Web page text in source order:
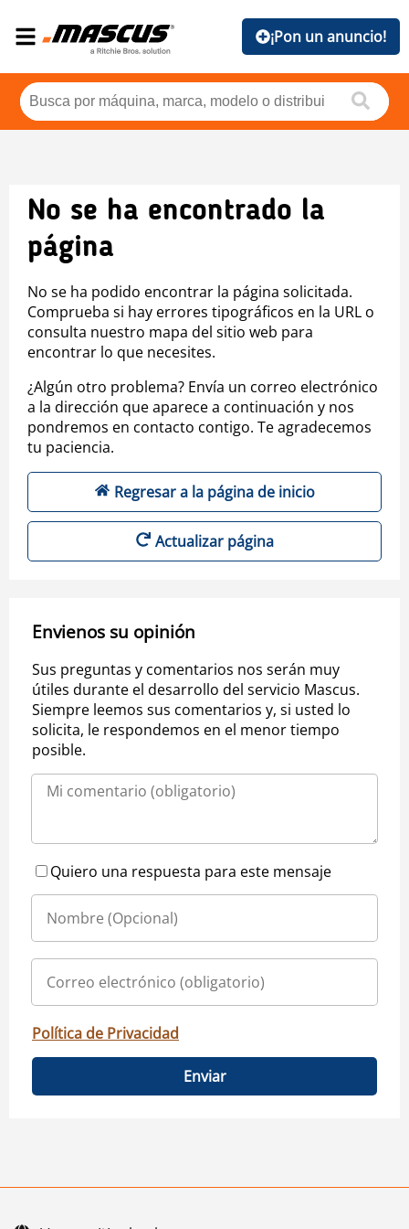
¡Pon un anuncio!
No se ha encontrado la
página
No se ha podido encontrar la página solicitada.
Comprueba si hay errores tipográficos en la URL o
consulta nuestro mapa del sitio web para
encontrar lo que necesites.
¿Algún otro problema? Envía un correo electrónico
a la dirección que aparece a continuación y nos
pondremos en contacto contigo. Te agradecemos
tu paciencia.
Regresar a la página de inicio
Actualizar página
Envienos su opinión
Sus preguntas y comentarios nos serán muy
útiles durante el desarrollo del servicio Mascus.
Siempre leemos sus comentarios y, si usted lo
solicita, le respondemos en el menor tiempo
posible.
Quiero una respuesta para este mensaje
Política de Privacidad
Enviar